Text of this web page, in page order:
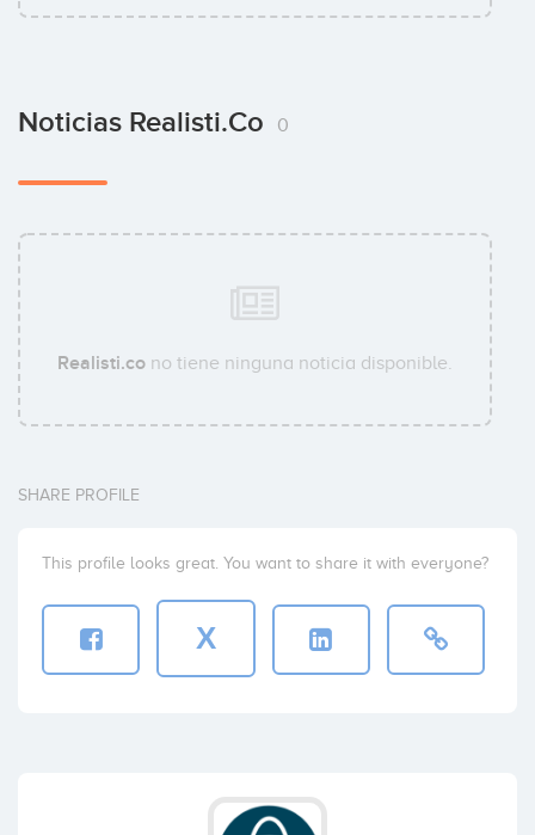
Noticias Realisti.co 0
Realisti.co no tiene ninguna noticia disponible.
SHARE PROFILE
This profile looks great. You want to share it with everyone?
X